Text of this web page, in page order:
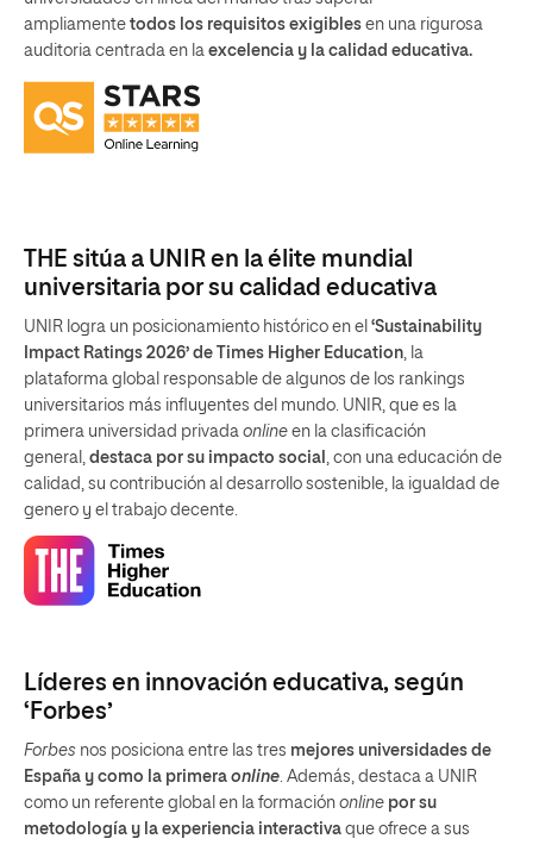
ampliamente todos los requisitos exigibles en una rigurosa
auditoria centrada en la excelencia y la calidad educativa.
THE sitúa a UNIR en la élite mundial
universitaria por su calidad educativa
UNIR logra un posicionamiento histórico en el ‘Sustainability
Impact Ratings 2026’ de Times Higher Education , la
plataforma global responsable de algunos de los rankings
universitarios más influyentes del mundo. UNIR, que es la
primera universidad privada online en la clasificación
general, destaca por su impacto social
, con una educación de
calidad, su contribución al desarrollo sostenible, la igualdad de
genero y el trabajo decente.
Líderes en innovación educativa, según
‘Forbes’
Forbes nos posiciona entre las tres mejores universidades de
España y como la primera online. Además, destaca a UNIR
como un referente global en la formación online por su
metodología y la experiencia interactiva que ofrece a sus